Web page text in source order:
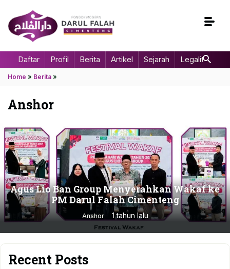
Daftar Profil Berita Artikel Sejarah Legalitas
Home » Berita »
Anshor
Agus Lio Ban Group Menyerahkan Wakaf ke
PM Darul Falah Cimenteng
Anshor 1 tahun lalu
Recent Posts